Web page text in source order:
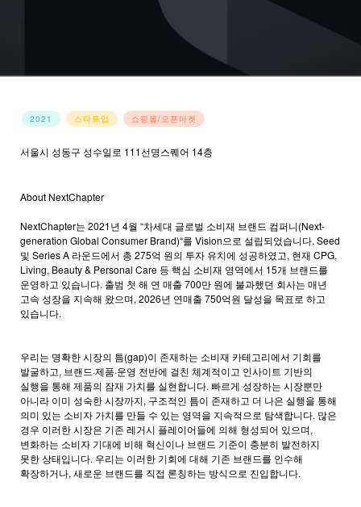
2021 스타트업 쇼핑몰/오픈마켓
서울시 성동구 성수일로 111선명스퀘어 14층
About NextChapter
NextChapter는 2021년 4월 “차세대 글로벌 소비재 브랜드 컴퍼니(Next-
generation Global Consumer Brand)“를 Vision으로 설립되었습니다. Seed
및 Series A 라운드에서 총 275억 원의 투자 유치에 성공하였고, 현재 CPG,
Living, Beauty & Personal Care 등 핵심 소비재 영역에서 15개 브랜드를
운영하고 있습니다. 출범 첫 해 연 매출 700만 원에 불과했던 회사는 매년
고속 성장을 지속해 왔으며, 2026년 연매출 750억원 달성을 목표로 하고
있습니다.
우리는 명확한 시장의 틈(gap)이 존재하는 소비재 카테고리에서 기회를
발굴하고, 브랜드·제품·운영 전반에 걸친 체계적이고 인사이트 기반의
실행을 통해 제품의 잠재 가치를 실현합니다. 빠르게 성장하는 시장뿐만
아니라 이미 성숙한 시장까지, 구조적인 틈이 존재하고 더 나은 실행을 통해
의미 있는 소비자 가치를 만들 수 있는 영역을 지속적으로 탐색합니다. 많은
경우 이러한 시장은 기존 레거시 플레이어들에 의해 형성되어 있으며,
변화하는 소비자 기대에 비해 혁신이나 브랜드 기준이 충분히 발전하지
못한 상태입니다. 우리는 이러한 기회에 대해 기존 브랜드를 인수해
확장하거나, 새로운 브랜드를 직접 론칭하는 방식으로 진입합니다.